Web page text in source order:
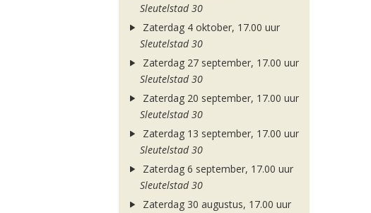
Sleutelstad 30
Zaterdag 4 oktober, 17.00 uur
Sleutelstad 30
Zaterdag 27 september, 17.00 uur
Sleutelstad 30
Zaterdag 20 september, 17.00 uur
Sleutelstad 30
Zaterdag 13 september, 17.00 uur
Sleutelstad 30
Zaterdag 6 september, 17.00 uur
Sleutelstad 30
Zaterdag 30 augustus, 17.00 uur